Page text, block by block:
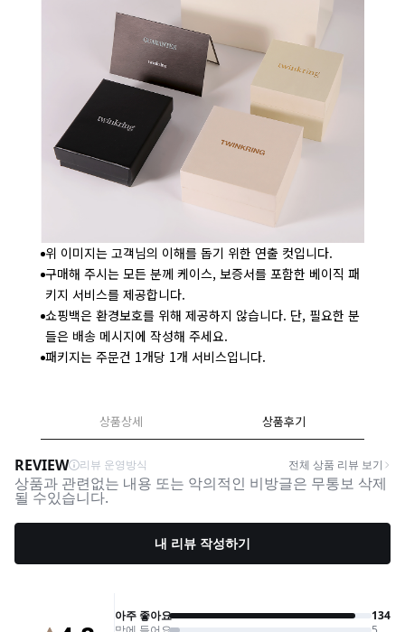
위 이미지는 고객님의 이해를 돕기 위한 연출 컷입니다.
구매해 주시는 모든 분께 케이스, 보증서를 포함한 베이직 패
키지 서비스를 제공합니다.
쇼핑백은 환경보호를 위해 제공하지 않습니다. 단, 필요한 분
들은 배송 메시지에 작성해 주세요.
패키지는 주문건 1개당 1개 서비스입니다.
상품상세 상품후기